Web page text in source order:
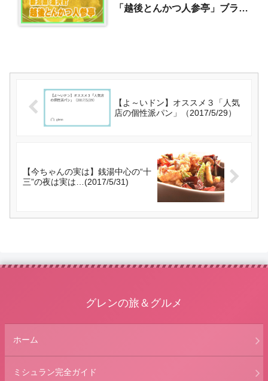
「越後とんかつ人参亭」ブラン
【よ～いドン】オススメ３「人気
店の個性派パン」（2017/5/29）
【今ちゃんの実は】銭湯中心の“十
三”の夜は実は…(2017/5/31)
グレンの旅＆グルメ
ホーム
ミシュラン完全ガイド